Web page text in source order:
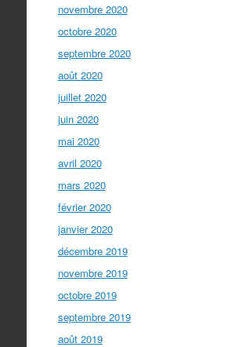
novembre 2020
octobre 2020
septembre 2020
août 2020
juillet 2020
juin 2020
mai 2020
avril 2020
mars 2020
février 2020
janvier 2020
décembre 2019
novembre 2019
octobre 2019
septembre 2019
août 2019